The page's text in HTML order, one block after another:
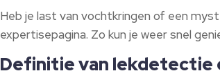
Heb je last van vochtkringen of een
expertisepagina. Zo kun je weer snel
Definitie van lekdetectie